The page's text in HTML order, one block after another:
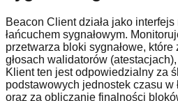
Beacon Client działa jako
łańcuchem sygnałowym.
przetwarza bloki sygnałowe,
głosach walidatorów
Klient ten jest odpowiedzialny za
podstawowych jednostek czasu w
oraz za obliczanie finalności